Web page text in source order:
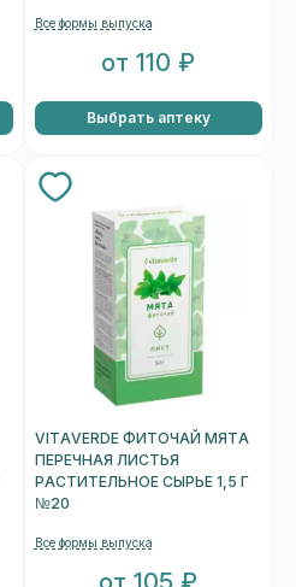
Все формы выпуска
от 110 ₽
Выбрать аптеку
VITAVERDE ФИТОЧАЙ МЯТА
ПЕРЕЧНАЯ ЛИСТЬЯ
РАСТИТЕЛЬНОЕ СЫРЬЕ 1,5 Г
№20
Все формы выпуска